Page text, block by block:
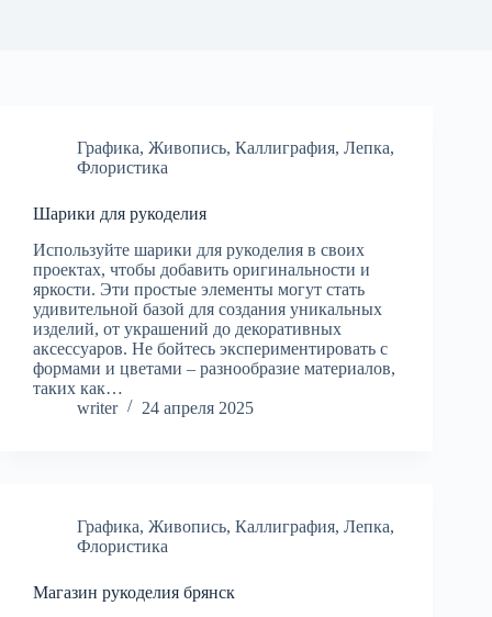
Графика, Живопись, Каллиграфия, Лепка,
Флористика
Шарики для рукоделия
Используйте шарики для рукоделия в своих
проектах, чтобы добавить оригинальности и
яркости. Эти простые элементы могут стать
удивительной базой для создания уникальных
изделий, от украшений до декоративных
аксессуаров. Не бойтесь экспериментировать с
формами и цветами – разнообразие материалов,
таких как…
writer
24 апреля 2025
Графика, Живопись, Каллиграфия, Лепка,
Флористика
Магазин рукоделия брянск